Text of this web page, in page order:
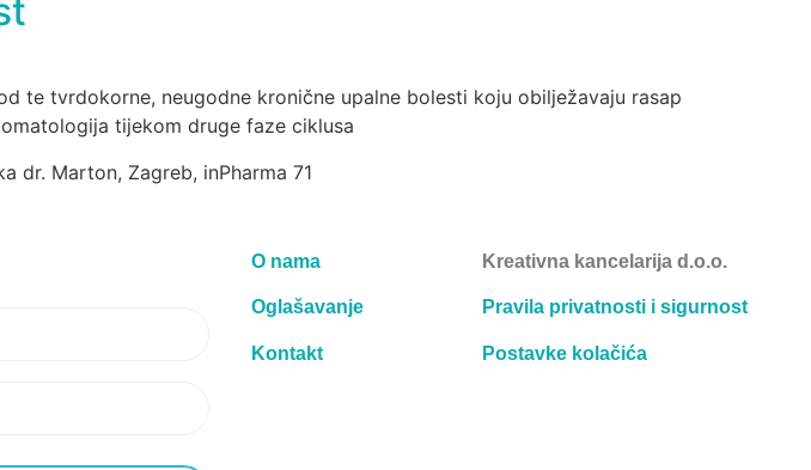
te tvrdokorne, neugodne kronične upalne bolesti koju obilježavaju rasap
tijekom druge faze ciklusa
dr. Marton, Zagreb, inPharma 71
O nama
Oglašavanje
Kontakt
Kreativna kancelarija d.o.o.
Pravila privatnosti i sigurnost
Postavke kolačića